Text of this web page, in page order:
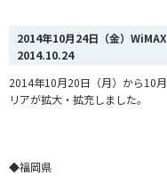
2014年10月24日（金）
2014.10.24
2014年10月20日（月）から10月
リアが拡大・拡充しました。
◆福岡県